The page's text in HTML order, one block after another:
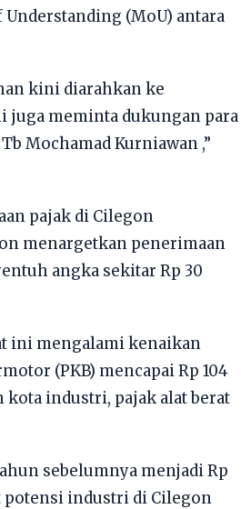
(MoU) antara
kini diarahkan ke
juga meminta dukungan para
Mochamad Kurniawan ,”
pajak di Cilegon
menargetkan penerimaan
angka sekitar Rp 30
ini mengalami kenaikan
(PKB) mencapai Rp 104
kota industri, pajak alat berat
sebelumnya menjadi Rp
potensi industri di Cilegon